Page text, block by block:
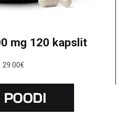
mg 120 kapslit
29.00€